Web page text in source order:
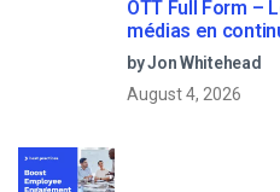
OTT Full Form –
médias en
by Jon Whitehead
August 4, 2026